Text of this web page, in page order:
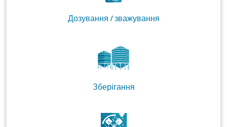
Дозування / зважування
Зберігання